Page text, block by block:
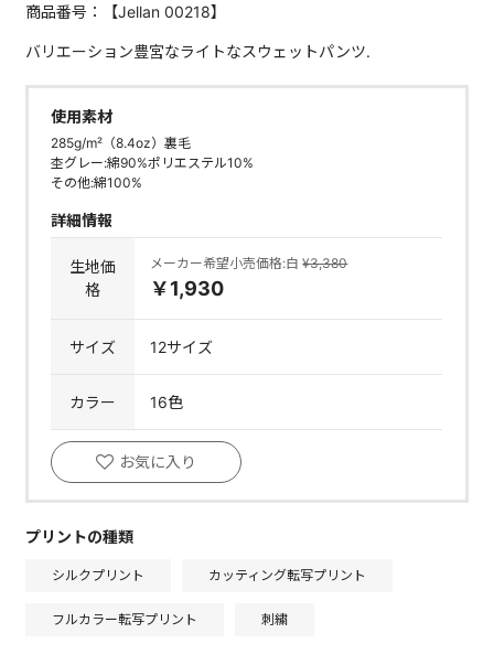
商品番号：【Jellan 00218】
バリエーション豊宮なライトなスウェットパンツ.
使用素材
285g/m²（8.4oz）裏毛
杢グレー:綿90%ポリエステル10%
その他:綿100%
詳細情報
生地価
格
メーカー希望小売価格:白¥3,380
￥1,930
サイズ 12サイズ
カラー 16色
お気に入り
プリントの種類
シルクプリント カッティング転写プリント
フルカラー転写プリント 刺繍